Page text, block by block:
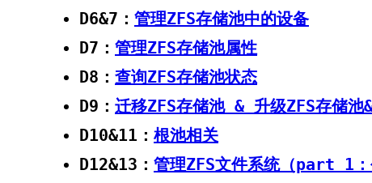
D6&7： 管理ZFS存储池中的设备
D7： 管理ZFS存储池属性
D8： 查询ZFS存储池状态
D9： 迁移ZFS存储池 & 升级ZFS存储池
D10&11： 根池相关
D12&13： 管理ZFS文件系统（part 1：